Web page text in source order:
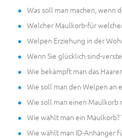
Was soll man machen, wenn
Welcher Maulkorb-für
Welpen Erziehung in der
Wenn Sie glücklich sind-
Wie bekämpft man das
Wie soll man den Welpen an
Wie soll man einen Maulkorb
Wie wählt man ein Maulkorb?
Wie wählt man ID-Anhänger